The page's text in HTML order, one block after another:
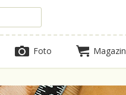
Foto Magazin